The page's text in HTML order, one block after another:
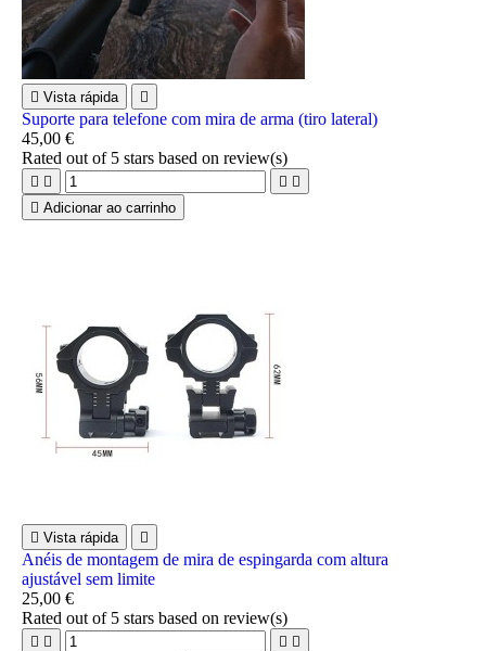
 Vista rápida 
Suporte para telefone com mira de arma (tiro lateral)
45,00 €
Rated out of 5 stars based on review(s)
   
 Adicionar ao carrinho
 Vista rápida 
Anéis de montagem de mira de espingarda com altura
ajustável sem limite
25,00 €
Rated out of 5 stars based on review(s)
   